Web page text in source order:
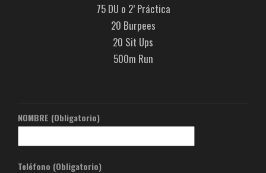
75 DU o 2’ Práctica
20 Burpees
20 Sit Ups
500m Run
NOMBRE (Obligatorio)
Teléfono (Obligatorio)